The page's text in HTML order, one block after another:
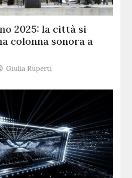
2025: la città si
colonna sonora a
Giulia Ruperti